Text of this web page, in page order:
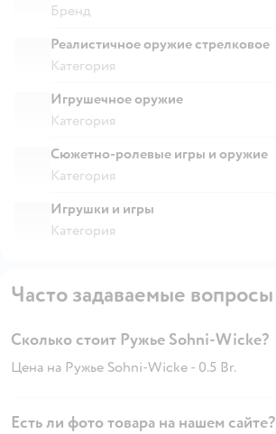
Бренд
Реалистичное оружие стрелковое
Категория
Игрушечное оружие
Категория
Сюжетно-ролевые игры и оружие
Категория
Игрушки и игры
Категория
Часто задаваемые вопросы
Сколько стоит Ружье Sohni-Wicke?
Цена на Ружье Sohni-Wicke - 0.5 Br.
Есть ли фото товара на нашем сайте?